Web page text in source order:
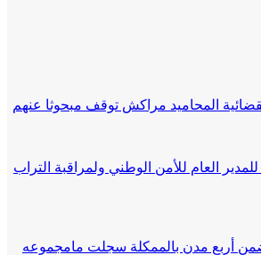
المحاميد مراكش توقف مبحوثا عنهم
العام للأمن الوطني ولمراقبة التراب
ضمن أربع مدن بالممكلة سجلت مامجموعه